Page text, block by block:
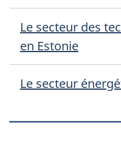
Le secteur des
en Estonie
Le secteur